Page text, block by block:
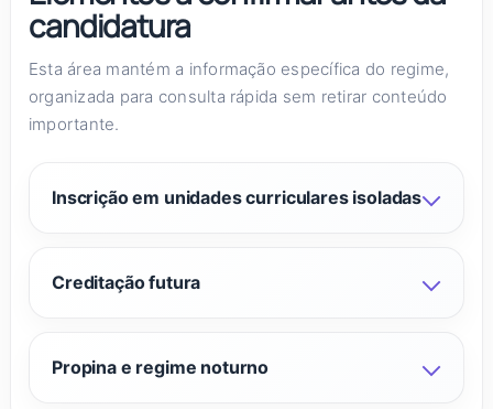
candidatura
Esta área mantém a informação específica do regime,
organizada para consulta rápida sem retirar conteúdo
importante.
Inscrição em unidades curriculares isoladas
Creditação futura
Propina e regime noturno